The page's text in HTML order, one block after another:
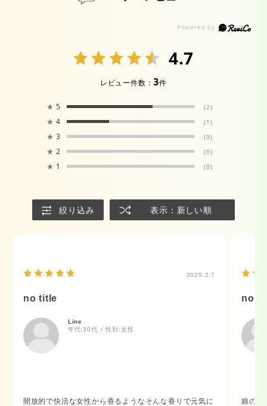
4.7
レビュー件数：3件
★ 5 (2)
★ 4 (1)
★ 3 (0)
★ 2 (0)
★ 1 (0)
絞り込み 表示：新しい順
2025.2.7
no title
Line
年代:30代 性別:女性
開放的で快活な女性から香るようなそんな香りで元気に
no
娘のプ